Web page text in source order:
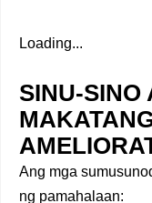
Loading...
SINU-SINO
Ang mga
ng pamahalaan: